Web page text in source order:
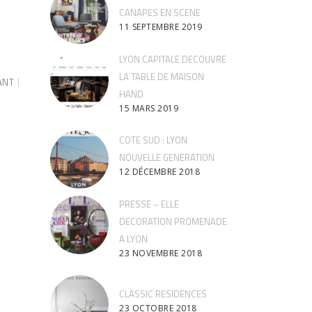
CANAPES EN SCENE
11 SEPTEMBRE 2019
LYON CAPITALE DECOUVRE
LA TABLE DE MAISON
HAND
15 MARS 2019
COTE SUD : LYON
NOUVELLE GENERATION
12 DÉCEMBRE 2018
PRESSE – ELLE
DECORATION PROMENADE
A LYON
23 NOVEMBRE 2018
CLASSIC RESIDENCES
23 OCTOBRE 2018